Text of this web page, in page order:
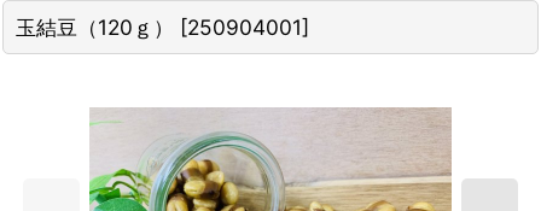
玉結豆（120ｇ） [250904001]